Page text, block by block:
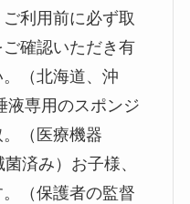
利用前に必ず取
確認いただき有
（北海道、沖
液専用のスポンジ
（医療機器
済み）お子様、
（保護者の監督